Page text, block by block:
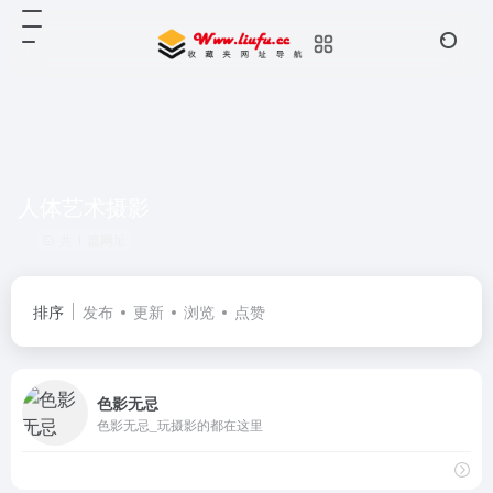
排序 发布 更新 浏览 点赞
色影无忌
色影无忌_玩摄影的都在这里